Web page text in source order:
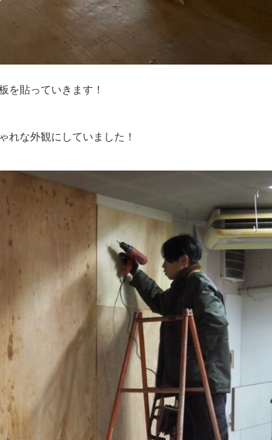
を貼っていきます！
れな外観にしていました！